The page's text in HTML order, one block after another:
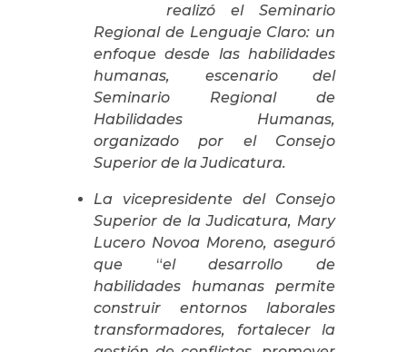
realizó el Seminario
Regional de Lenguaje Claro: un
enfoque desde las habilidades
humanas, escenario del
Seminario Regional de
Habilidades Humanas,
organizado por el Consejo
Superior de la Judicatura.
La vicepresidente del Consejo
Superior de la Judicatura, Mary
Lucero Novoa Moreno, aseguró
que “el desarrollo de
habilidades humanas permite
construir entornos laborales
transformadores, fortalecer la